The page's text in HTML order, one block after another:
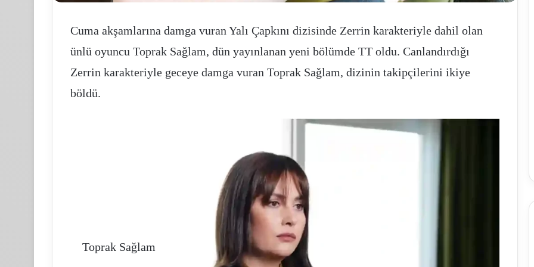
Cuma akşamlarına damga vuran Yalı Çapkını dizisinde Zerrin karakteriyle dahil olan
ünlü oyuncu Toprak Sağlam, dün yayınlanan yeni bölümde TT oldu. Canlandırdığı
Zerrin karakteriyle geceye damga vuran Toprak Sağlam, dizinin takipçilerini ikiye
böldü.
Toprak Sağlam
Pasifik
holding
arzına
Pasifik holding halka arzına yoğun ilgi
zorlu
yeni
İhracatçılar zorlu dönemi yeni pazarlarla